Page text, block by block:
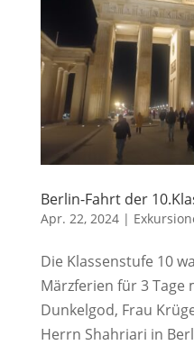
Berlin-Fahrt der
Apr. 22, 2024|
Die Klassenstufe 10
Märzferien für 3 Tage
Dunkelgod, Frau
Herrn Shahriari in